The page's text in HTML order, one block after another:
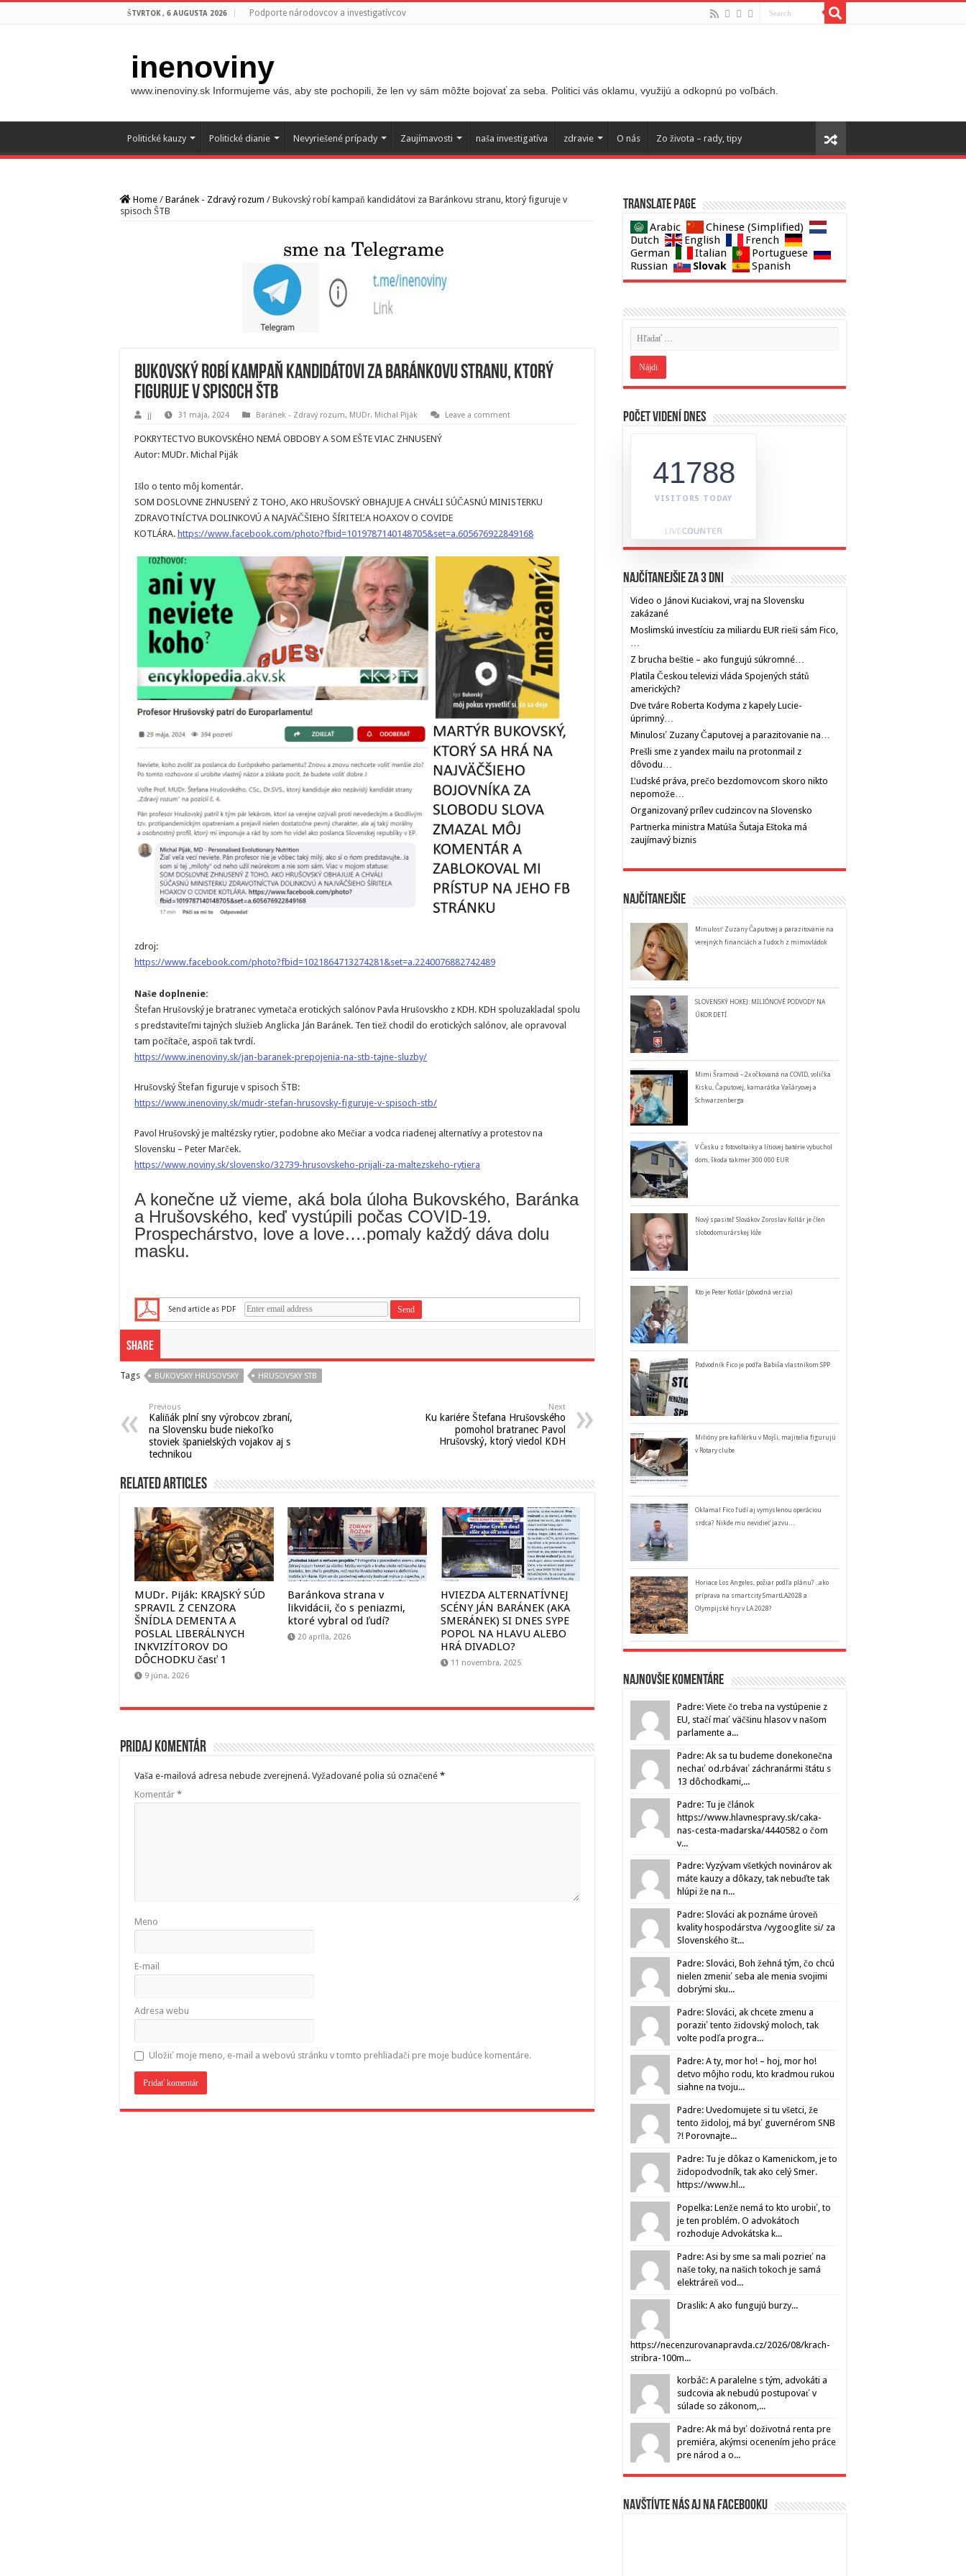
ŠTVRTOK , 6 AUGUSTA 2026 Podporte národovcov a investigatívcov
inenoviny
www.inenoviny.sk Informujeme vás, aby ste pochopili, že len vy sám môžte bojovať za seba. Politici vás oklamu, využijú a odkopnú po voľbách.
Politické kauzy Politické dianie Nevyriešené prípady Zaujímavosti naša investigatíva zdravie O nás Zo života – rady, tipy
Home / Baránek - Zdravý rozum / Bukovský robí kampaň kandidátovi za Baránkovu stranu, ktorý figuruje v
spisoch ŠTB
Bukovský robí kampaň kandidátovi za Baránkovu stranu, ktorý
figuruje v spisoch ŠTB
jj 31 mája, 2024 Baránek - Zdravý rozum, MUDr. Michal Piják Leave a comment
POKRYTECTVO BUKOVSKÉHO NEMÁ OBDOBY A SOM EŠTE VIAC ZHNUSENÝ
Autor: MUDr. Michal Piják
Išlo o tento môj komentár.
SOM DOSLOVNE ZHNUSENÝ Z TOHO, AKO HRUŠOVSKÝ OBHAJUJE A CHVÁLI SÚČASNÚ MINISTERKU
ZDRAVOTNÍCTVA DOLINKOVÚ A NAJVÄČŠIEHO ŠÍRITEĽA HOAXOV O COVIDE
KOTLÁRA. https://www.facebook.com/photo?fbid=1019787140148705&set=a.605676922849168
zdroj:
https://www.facebook.com/photo?fbid=1021864713274281&set=a.2240076882742489
Naše doplnenie:
Štefan Hrušovský je bratranec vymetača erotických salónov Pavla Hrušovskho z KDH. KDH spoluzakladal spolu
s predstaviteľmi tajných služieb Anglicka Ján Baránek. Ten tiež chodil do erotických salónov, ale opravoval
tam počítače, aspoň tak tvrdí.
https://www.inenoviny.sk/jan-baranek-prepojenia-na-stb-tajne-sluzby/
Hrušovský Štefan figuruje v spisoch ŠTB:
https://www.inenoviny.sk/mudr-stefan-hrusovsky-figuruje-v-spisoch-stb/
Pavol Hrušovský je maltézsky rytier, podobne ako Mečiar a vodca riadenej alternatívy a protestov na
Slovensku – Peter Marček.
https://www.noviny.sk/slovensko/32739-hrusovskeho-prijali-za-maltezskeho-rytiera
A konečne už vieme, aká bola úloha Bukovského, Baránka
a Hrušovského, keď vystúpili počas COVID-19.
Prospechárstvo, love a love….pomaly každý dáva dolu
masku.
Send article as PDF
Share
Tags BUKOVSKY HRUSOVSKY HRUSOVSKY STB
Previous
Kaliňák plní sny výrobcov zbraní,
na Slovensku bude niekoľko
stoviek španielských vojakov aj s
technikou
Next
Ku kariére Štefana Hrušovského
pomohol bratranec Pavol
Hrušovský, ktorý viedol KDH
Related Articles
MUDr. Piják: KRAJSKÝ SÚD
SPRAVIL Z CENZORA
ŠNÍDLA DEMENTA A
POSLAL LIBERÁLNYCH
INKVIZÍTOROV DO
DÔCHODKU časť 1
9 júna, 2026
Baránkova strana v
likvidácii, čo s peniazmi,
ktoré vybral od ľudí?
20 apríla, 2026
HVIEZDA ALTERNATÍVNEJ
SCÉNY JÁN BARÁNEK (AKA
SMERÁNEK) SI DNES SYPE
POPOL NA HLAVU ALEBO
HRÁ DIVADLO?
11 novembra, 2025
Pridaj komentár
Vaša e-mailová adresa nebude zverejnená. Vyžadované polia sú označené *
Komentár *
Meno
E-mail
Adresa webu
Uložiť moje meno, e-mail a webovú stránku v tomto prehliadači pre moje budúce komentáre.
Translate page
Arabic
Chinese (Simplified)
Dutch
English
French
German
Italian
Portuguese
Russian
Slovak Spanish
Počet videní dnes
41788
VISITORS TODAY
Najčítanejšie za 3 dni
Video o Jánovi Kuciakovi, vraj na Slovensku
zakázané
Moslimskú investíciu za miliardu EUR rieši sám Fico,
…
Z brucha beštie – ako fungujú súkromné…
Platila Českou televizi vláda Spojených států
amerických?
Dve tváre Roberta Kodyma z kapely Lucie-
úprimný…
Minulosť Zuzany Čaputovej a parazitovanie na…
Prešli sme z yandex mailu na protonmail z
dôvodu…
Ľudské práva, prečo bezdomovcom skoro nikto
nepomože…
Organizovaný prílev cudzincov na Slovensko
Partnerka ministra Matúša Šutaja Eštoka má
zaujímavý biznis
Najčítanejšie
Minulosť Zuzany Čaputovej a parazitovanie na
verejných financiách a ľudoch z mimovládok
SLOVENSKÝ HOKEJ: MILIÓNOVÉ PODVODY NA
ÚKOR DETÍ
Mimi Šramová – 2x očkovaná na COVID, volička
Kisku, Čaputovej, kamarátka Vašáryovej a
Schwarzenberga
V Česku z fotovoltaiky a lítiovej batérie vybuchol
dom, škoda takmer 300 000 EUR
Nový spasiteľ Slovákov Zoroslav Kollár je člen
slobodomurárskej lóže
Kto je Peter Kotlár (pôvodná verzia)
Podvodník Fico je podľa Babiša vlastníkom SPP
Milióny pre kafilérku v Mojši, majitelia figurujú
v Rotary clube
Oklamal Fico ľudí aj vymyslenou operáciou
srdca? Nikde mu nevidieť jazvu…
Horiace Los Angeles, požiar podľa plánu? ..ako
príprava na smart city SmartLA2028 a
Olympijské hry v LA 2028?
Najnovšie komentáre
Padre: Viete čo treba na vystúpenie z
EU, stačí mať väčšinu hlasov v našom
parlamente a...
Padre: Ak sa tu budeme donekonečna
nechať od.rbávať záchranármi štátu s
13 dôchodkami,...
Padre: Tu je článok
https://www.hlavnespravy.sk/caka-
nas-cesta-madarska/4440582 o čom
v...
Padre: Vyzývam všetkých novinárov ak
máte kauzy a dôkazy, tak nebuďte tak
hlúpi že na n...
Padre: Slováci ak poznáme úroveň
kvality hospodárstva /vygooglite si/ za
Slovenského št...
Padre: Slováci, Boh žehná tým, čo chcú
nielen zmeniť seba ale menia svojimi
dobrými sku...
Padre: Slováci, ak chcete zmenu a
poraziť tento židovský moloch, tak
volte podľa progra...
Padre: A ty, mor ho! – hoj, mor ho!
detvo môjho rodu, kto kradmou rukou
siahne na tvoju...
Padre: Uvedomujete si tu všetci, že
tento židoloj, má byť guvernérom SNB
?! Porovnajte...
Padre: Tu je dôkaz o Kamenickom, je to
židopodvodník, tak ako celý Smer.
https://www.hl...
Popelka: Lenže nemá to kto urobiť, to
je ten problém. O advokátoch
rozhoduje Advokátska k...
Padre: Asi by sme sa mali pozrieť na
naše toky, na našich tokoch je samá
elektráreň vod...
Draslik: A ako fungujú burzy...
https://necenzurovanapravda.cz/2026/08/krach-
stribra-100m...
korbáč: A paralelne s tým, advokáti a
sudcovia ak nebudú postupovať v
súlade so zákonom,...
Padre: Ak má byť doživotná renta pre
premiéra, akýmsi ocenením jeho práce
pre národ a o...
Navštívte nás aj na Facebooku